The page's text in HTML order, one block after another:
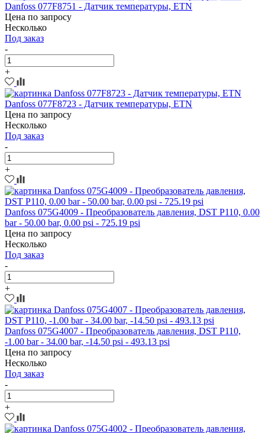
Danfoss 077F8751 - Датчик температуры, ETN
Цена по запросу
Несколько
Под заказ
-
+
Danfoss 077F8723 - Датчик температуры, ETN
Цена по запросу
Несколько
Под заказ
-
+
Danfoss 075G4009 - Преобразователь давления, DST P110, 0.00
bar - 50.00 bar, 0.00 psi - 725.19 psi
Цена по запросу
Несколько
Под заказ
-
+
Danfoss 075G4007 - Преобразователь давления, DST P110,
-1.00 bar - 34.00 bar, -14.50 psi - 493.13 psi
Цена по запросу
Несколько
Под заказ
-
+